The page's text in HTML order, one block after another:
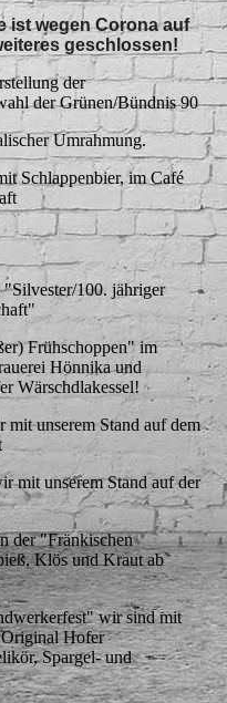
ist wegen Corona auf
geschlossen!
der
der Grünen/Bündnis 90
Umrahmung.
Schlappenbier, im Café
"Silvester/100. jähriger
Frühschoppen" im
Hönnika und
Wärschdlakessel!
unserem Stand auf dem
mit unserem Stand auf der
der "Fränkischen
Klös und Kraut ab
wir sind mit
Hofer
Spargel- und